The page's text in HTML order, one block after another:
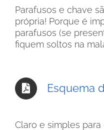
Parafusos e chave
própria! Porque é
parafusos (se
fiquem soltos na
Esquema
Claro e simples